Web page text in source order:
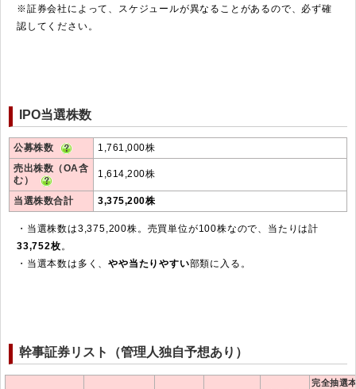
※証券会社によって、スケジュールが異なることがあるので、必ず確
認してください。
IPO当選株数
公募株数
1,761,000株
売出株数（OA含
む）
1,614,200株
当選株数合計 3,375,200株
・当選株数は3,375,200株。売買単位が100株なので、当たりは計
33,752枚。
・当選本数は多く、やや当たりやすい部類に入る。
幹事証券リスト（管理人独自予想あり）
完全抽選